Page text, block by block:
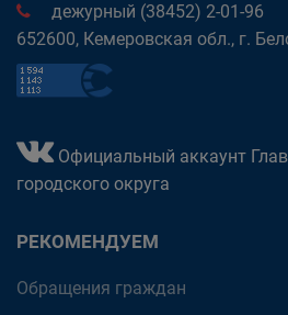
дежурный (38452) 2-01-96
652600, Кемеровская обл., г.
Официальный аккаунт
городского округа
РЕКОМЕНДУЕМ
Обращения граждан